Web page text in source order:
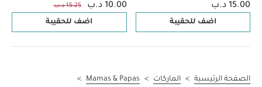
15.00 د.ب
اضف للحقيبة
10.00 د.ب 15.25 د.ب
اضف للحقيبة
الصفحة الرئيسية > الماركات >
Mamas & Papas
>